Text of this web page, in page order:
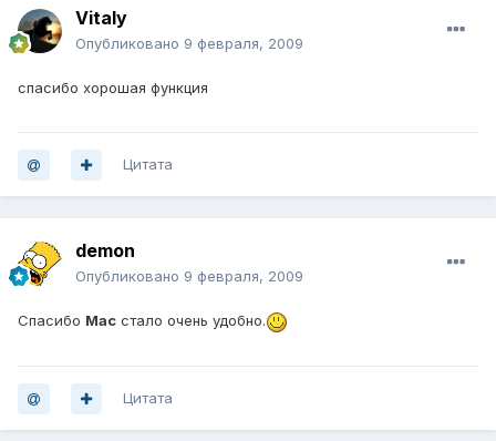
Vitaly
Опубликовано 9 февраля, 2009
спасибо хорошая функция
Цитата
demon
Опубликовано 9 февраля, 2009
Спасибо Mac стало очень удобно.
Цитата